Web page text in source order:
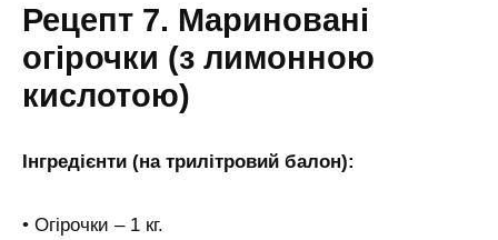
Рецепт 7. Мариновані
огірочки (з лимонною
кислотою)
Інгредієнти (на трилітровий балон):
• Огірочки – 1 кг.